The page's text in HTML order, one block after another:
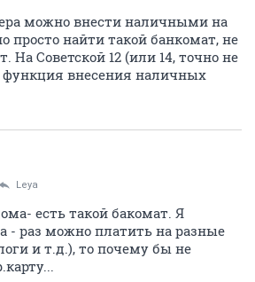
можно внести наличными на
просто найти такой банкомат, не
Советской 12 (или 14, точно не
внесения наличных
Leya
есть такой бакомат. Я
- раз можно платить на разные
и т.д.), то почему бы не